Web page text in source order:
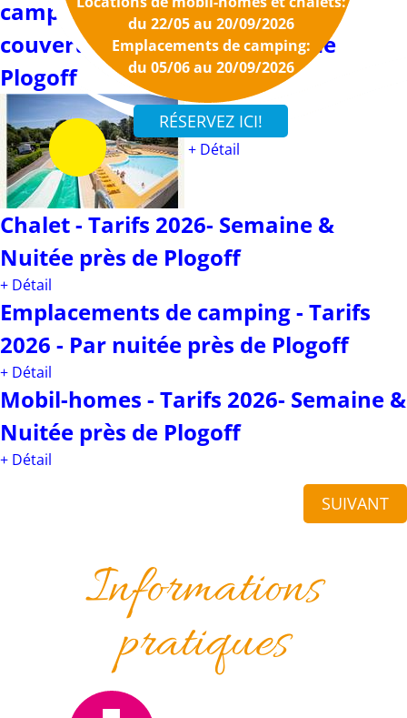
du 22/05 au 20/09/2026
Emplacements de camping:
du 05/06 au 20/09/2026
camping 4 étoiles avec piscines
couverte et découverte près de
Plogoff
+ Détail
Chalet - Tarifs 2026- Semaine &
Nuitée près de Plogoff
+ Détail
Emplacements de camping - Tarifs
2026 - Par nuitée près de Plogoff
+ Détail
Mobil-homes - Tarifs 2026- Semaine &
Nuitée près de Plogoff
+ Détail
SUIVANT
Informations
pratiques